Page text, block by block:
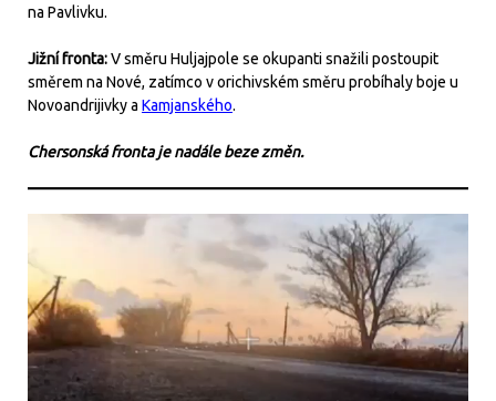
na Pavlivku.
Jižní fronta:V směru Huljajpole se okupanti snažili postoupit
směrem na Nové, zatímco v orichivském směru probíhaly boje u
Novoandrijivky a Kamjanského.
Chersonská fronta je nadále beze změn.